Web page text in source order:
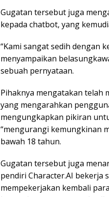
Gugatan tersebut juga
kepada chatbot, yang
“Kami sangat sedih dengan
menyampaikan
sebuah pernyataan.
Pihaknya mengatakan telah
yang mengarahkan
mengungkapkan pikiran
“mengurangi kemungkinan
bawah 18 tahun.
Gugatan tersebut juga
pendiri Character.AI bekerja
mempekerjakan kembali